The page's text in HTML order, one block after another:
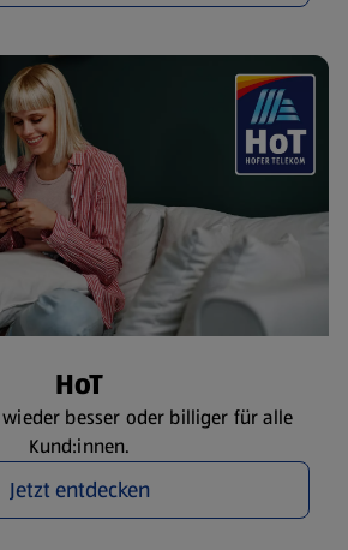
HoT
besser oder billiger für alle
Kund:innen.
Jetzt entdecken